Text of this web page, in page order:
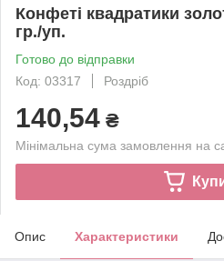
Конфеті квадратики
гр./уп.
Готово до відправки
Код: 03317
Роздріб
140,54 ₴
Мінімальна сума замовлення на
Опис Характеристики